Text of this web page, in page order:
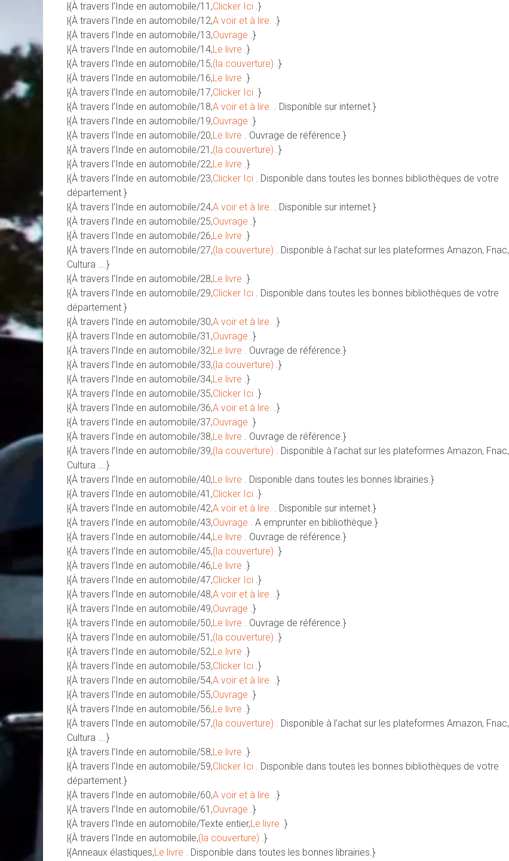
|{À travers l’Inde en automobile/11,Clicker Ici .}
|{À travers l’Inde en automobile/12,A voir et à lire. .}
|{À travers l’Inde en automobile/13,Ouvrage .}
|{À travers l’Inde en automobile/14,Le livre .}
|{À travers l’Inde en automobile/15,(la couverture) .}
|{À travers l’Inde en automobile/16,Le livre .}
|{À travers l’Inde en automobile/17,Clicker Ici .}
|{À travers l’Inde en automobile/18,A voir et à lire. . Disponible sur internet.}
|{À travers l’Inde en automobile/19,Ouvrage .}
|{À travers l’Inde en automobile/20,Le livre . Ouvrage de référence.}
|{À travers l’Inde en automobile/21,(la couverture) .}
|{À travers l’Inde en automobile/22,Le livre .}
|{À travers l’Inde en automobile/23,Clicker Ici . Disponible dans toutes les bonnes bibliothèques de votre
département.}
|{À travers l’Inde en automobile/24,A voir et à lire. . Disponible sur internet.}
|{À travers l’Inde en automobile/25,Ouvrage .}
|{À travers l’Inde en automobile/26,Le livre .}
|{À travers l’Inde en automobile/27,(la couverture) . Disponible à l’achat sur les plateformes Amazon, Fnac,
Cultura ….}
|{À travers l’Inde en automobile/28,Le livre .}
|{À travers l’Inde en automobile/29,Clicker Ici . Disponible dans toutes les bonnes bibliothèques de votre
département.}
|{À travers l’Inde en automobile/30,A voir et à lire. .}
|{À travers l’Inde en automobile/31,Ouvrage .}
|{À travers l’Inde en automobile/32,Le livre . Ouvrage de référence.}
|{À travers l’Inde en automobile/33,(la couverture) .}
|{À travers l’Inde en automobile/34,Le livre .}
|{À travers l’Inde en automobile/35,Clicker Ici .}
|{À travers l’Inde en automobile/36,A voir et à lire. .}
|{À travers l’Inde en automobile/37,Ouvrage .}
|{À travers l’Inde en automobile/38,Le livre . Ouvrage de référence.}
|{À travers l’Inde en automobile/39,(la couverture) . Disponible à l’achat sur les plateformes Amazon, Fnac,
Cultura ….}
|{À travers l’Inde en automobile/40,Le livre . Disponible dans toutes les bonnes librairies.}
|{À travers l’Inde en automobile/41,Clicker Ici .}
|{À travers l’Inde en automobile/42,A voir et à lire. . Disponible sur internet.}
|{À travers l’Inde en automobile/43,Ouvrage . A emprunter en bibliothèque.}
|{À travers l’Inde en automobile/44,Le livre . Ouvrage de référence.}
|{À travers l’Inde en automobile/45,(la couverture) .}
|{À travers l’Inde en automobile/46,Le livre .}
|{À travers l’Inde en automobile/47,Clicker Ici .}
|{À travers l’Inde en automobile/48,A voir et à lire. .}
|{À travers l’Inde en automobile/49,Ouvrage .}
|{À travers l’Inde en automobile/50,Le livre . Ouvrage de référence.}
|{À travers l’Inde en automobile/51,(la couverture) .}
|{À travers l’Inde en automobile/52,Le livre .}
|{À travers l’Inde en automobile/53,Clicker Ici .}
|{À travers l’Inde en automobile/54,A voir et à lire. .}
|{À travers l’Inde en automobile/55,Ouvrage .}
|{À travers l’Inde en automobile/56,Le livre .}
|{À travers l’Inde en automobile/57,(la couverture) . Disponible à l’achat sur les plateformes Amazon, Fnac,
Cultura ….}
|{À travers l’Inde en automobile/58,Le livre .}
|{À travers l’Inde en automobile/59,Clicker Ici . Disponible dans toutes les bonnes bibliothèques de votre
département.}
|{À travers l’Inde en automobile/60,A voir et à lire. .}
|{À travers l’Inde en automobile/61,Ouvrage .}
|{À travers l’Inde en automobile/Texte entier,Le livre .}
|{À travers l’Inde en automobile,(la couverture) .}
|{Anneaux élastiques,Le livre . Disponible dans toutes les bonnes librairies.}